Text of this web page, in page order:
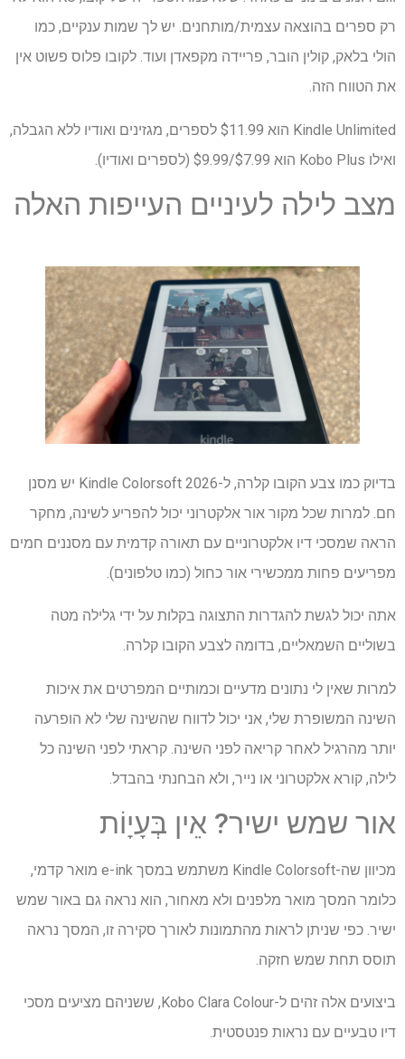
רק ספרים בהוצאה עצמית/מותחנים. יש לך שמות ענקיים, כמו
הולי בלאק, קולין הובר, פריידה מקפאדן ועוד. לקובו פלוס פשוט אין
את הטווח הזה.
Kindle Unlimited הוא $11.99 לספרים, מגזינים ואודיו ללא הגבלה,
ואילו Kobo Plus הוא $7.99/$9.99 (לספרים ואודיו).
מצב לילה לעיניים העייפות האלה
בדיוק כמו צבע הקובו קלרה, ל-Kindle Colorsoft 2026 יש מסנן
חם. למרות שכל מקור אור אלקטרוני יכול להפריע לשינה, מחקר
הראה שמסכי דיו אלקטרוניים עם תאורה קדמית עם מסננים חמים
מפריעים פחות ממכשירי אור כחול (כמו טלפונים).
אתה יכול לגשת להגדרות התצוגה בקלות על ידי גלילה מטה
בשוליים השמאליים, בדומה לצבע הקובו קלרה.
למרות שאין לי נתונים מדעיים וכמותיים המפרטים את איכות
השינה המשופרת שלי, אני יכול לדווח שהשינה שלי לא הופרעה
יותר מהרגיל לאחר קריאה לפני השינה. קראתי לפני השינה כל
לילה, קורא אלקטרוני או נייר, ולא הבחנתי בהבדל.
אור שמש ישיר? אֵין בְּעָיָוֹת
מכיוון שה-Kindle Colorsoft משתמש במסך e-ink מואר קדמי,
כלומר המסך מואר מלפנים ולא מאחור, הוא נראה גם באור שמש
ישיר. כפי שניתן לראות מהתמונות לאורך סקירה זו, המסך נראה
תוסס תחת שמש חזקה.
ביצועים אלה זהים ל-Kobo Clara Colour, ששניהם מציעים מסכי
דיו טבעיים עם נראות פנטסטית.